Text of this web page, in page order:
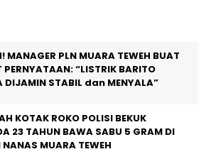
MANAGER PLN MUARA TEWEH BUAT
PERNYATAAN: “LISTRIK BARITO
DIJAMIN STABIL dan MENYALA”
KOTAK ROKO POLISI BEKUK
23 TAHUN BAWA SABU 5 GRAM DI
MUARA TEWEH